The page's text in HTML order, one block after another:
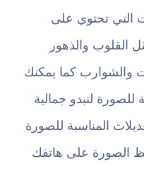
التي تحتوي على
القلوب والذهور
والشوارب كما يمكنك
للصورة لتبدو جمالية
المناسبة للصورة
الصورة على هاتفك